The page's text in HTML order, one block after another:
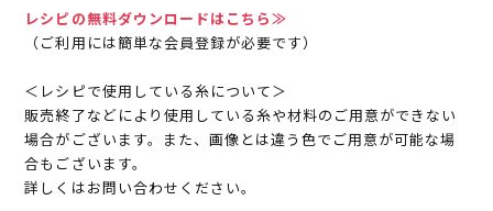
レシピの無料ダウンロードはこちら≫
（ご利用には簡単な会員登録が必要です）
＜レシピで使用している糸について＞
販売終了などにより使用している糸や材料のご用意ができない
場合がございます。また、画像とは違う色でご用意が可能な場
合もございます。
詳しくはお問い合わせください。